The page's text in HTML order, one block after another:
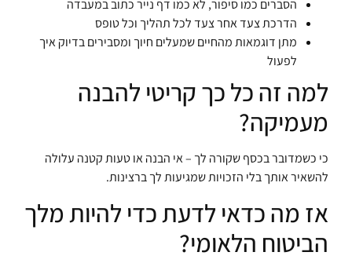
הסברים כמו סיפור, לא כמו דף נייר כתוב במעבדה
הדרכת צעד אחר צעד לכל תהליך וכל טופס
מתן דוגמאות מהחיים שמעלים חיוך ומסבירים בדיוק איך
לפעול
למה זה כל כך קריטי להבנה
מעמיקה?
כי כשמדובר בכסף שקורה לך – אי הבנה או טעות קטנה עלולה
להשאיר אותך בלי הזכויות שמגיעות לך ברצינות.
אז מה כדאי לדעת כדי להיות מלך
הביטוח הלאומי?